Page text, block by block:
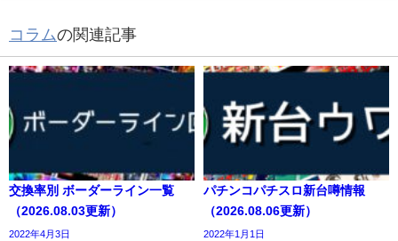
コラムの関連記事
交換率別 ボーダーライン一覧
（2026.08.03更新）
2022年4月3日
パチンコパチスロ新台噂情報
（2026.08.06更新）
2022年1月1日